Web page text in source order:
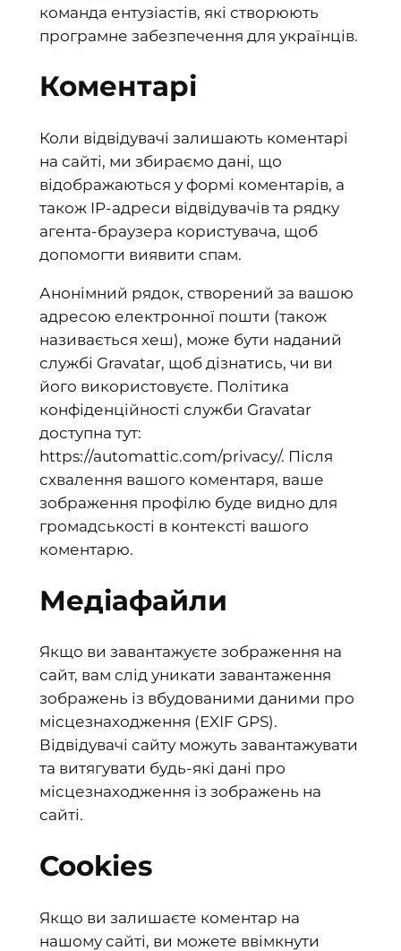
команда ентузіастів, які створюють
програмне забезпечення для українців.
Коментарі
Коли відвідувачі залишають коментарі
на сайті, ми збираємо дані, що
відображаються у формі коментарів, а
також IP-адреси відвідувачів та рядку
агента-браузера користувача, щоб
допомогти виявити спам.
Анонімний рядок, створений за вашою
адресою електронної пошти (також
називається хеш), може бути наданий
службі Gravatar, щоб дізнатись, чи ви
його використовуєте. Політика
конфіденційності служби Gravatar
доступна тут:
https://automattic.com/privacy/. Після
схвалення вашого коментаря, ваше
зображення профілю буде видно для
громадськості в контексті вашого
коментарю.
Медіафайли
Якщо ви завантажуєте зображення на
сайт, вам слід уникати завантаження
зображень із вбудованими даними про
місцезнаходження (EXIF GPS).
Відвідувачі сайту можуть завантажувати
та витягувати будь-які дані про
місцезнаходження із зображень на
сайті.
Cookies
Якщо ви залишаєте коментар на
нашому сайті, ви можете ввімкнути